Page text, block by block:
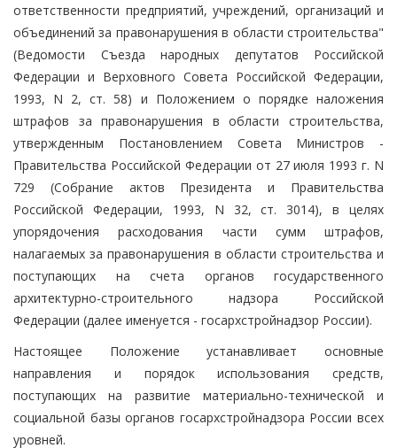
ответственности предприятий, учреждений, организаций и
объединений за правонарушения в области строительства"
(Ведомости Съезда народных депутатов Российской
Федерации и Верховного Совета Российской Федерации,
1993, N 2, ст. 58) и Положением о порядке наложения
штрафов за правонарушения в области строительства,
утвержденным Постановлением Совета Министров -
Правительства Российской Федерации от 27 июля 1993 г. N
729 (Собрание актов Президента и Правительства
Российской Федерации, 1993, N 32, ст. 3014), в целях
упорядочения расходования части сумм штрафов,
налагаемых за правонарушения в области строительства и
поступающих на счета органов государственного
архитектурно-строительного надзора Российской
Федерации (далее именуется - госархстройнадзор России).
Настоящее Положение устанавливает основные
направления и порядок использования средств,
поступающих на развитие материально-технической и
социальной базы органов госархстройнадзора России всех
уровней.